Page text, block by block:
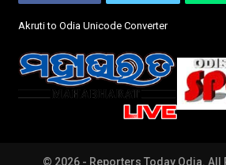
Akruti to Odia Unicode Converter
© 2026 - Reporters Today Odia. All